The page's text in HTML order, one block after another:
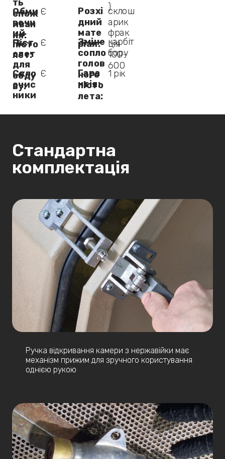
)
Є склош
арик
фрак
ція
100-
600
Є карбіт
бору
Є 1 рік
ть
спож
иван
ня:
Обми
вочн
ий
пісто
лет:
Розхі
дний
мате
ріал:
Піст
олет
для
обду
ву:
Зміне
сопло
голов
ного
пісто
лета:
Скло
очис
ники
Гара
нтія:
Стандартна
комплектація
Ручка відкривання камери з нержавійки має
механізм прижим для зручного користування
однією рукою